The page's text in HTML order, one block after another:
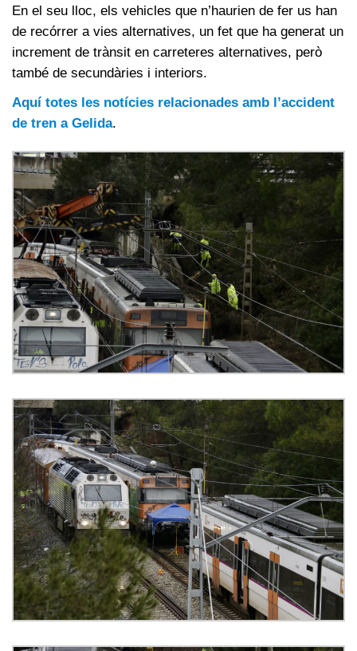
En el seu lloc, els vehicles que n’haurien de fer us han
de recórrer a vies alternatives, un fet que ha generat un
increment de trànsit en carreteres alternatives, però
també de secundàries i interiors.
Aquí totes les notícies relacionades amb l’accident
de tren a Gelida.